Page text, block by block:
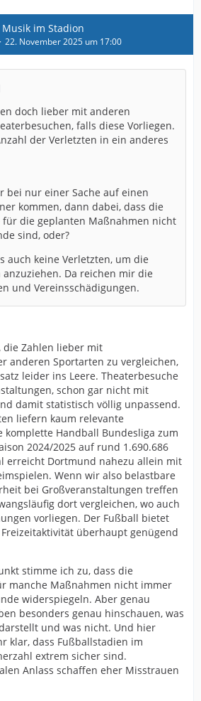
im Stadion
22. November 2025 um 17:00
doch lieber mit anderen
falls diese Vorliegen.
der Verletzten in ein anderes
bei nur einer Sache auf einen
kommen, dann dabei, dass die
die geplanten Maßnahmen nicht
sind, oder?
auch keine Verletzten, um die
Da reichen mir die
und Vereinsschädigungen.
die Zahlen lieber mit
anderen Sportarten zu vergleichen,
leider ins Leere. Theaterbesuche
schon gar nicht mit
damit statistisch völlig unpassend.
liefern kaum relevante
komplette Handball Bundesliga zum
2024/2025 auf rund 1.690.686
erreicht Dortmund nahezu allein mit
Wenn wir also belastbare
bei Großveranstaltungen treffen
dort vergleichen, wo auch
vorliegen. Der Fußball bietet
überhaupt genügend
stimme ich zu, dass die
manche Maßnahmen nicht immer
widerspiegeln. Aber genau
besonders genau hinschauen, was
und was nicht. Und hier
klar, dass Fußballstadien im
extrem sicher sind.
Anlass schaffen eher Misstrauen